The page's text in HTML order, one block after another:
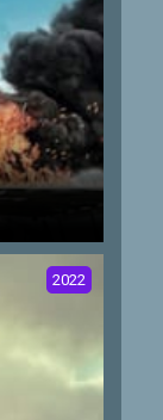
2022